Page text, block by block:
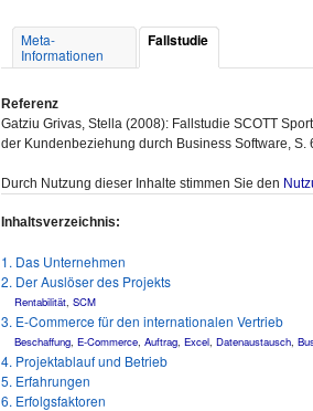
Meta-
Informationen
Fallstudie
Referenz
Gatziu Grivas, Stella (2008): Fallstudie SCOTT
der Kundenbeziehung durch Business Software,
Durch Nutzung dieser Inhalte stimmen Sie den
Inhaltsverzeichnis:
1. Das Unternehmen
2. Der Auslöser des Projekts
Rentabilität SCM
3. E-Commerce für den internationalen Vertrieb
Beschaffung E-Commerce Auftrag Excel Datenaustausch
4. Projektablauf und Betrieb
5. Erfahrungen
6. Erfolgsfaktoren